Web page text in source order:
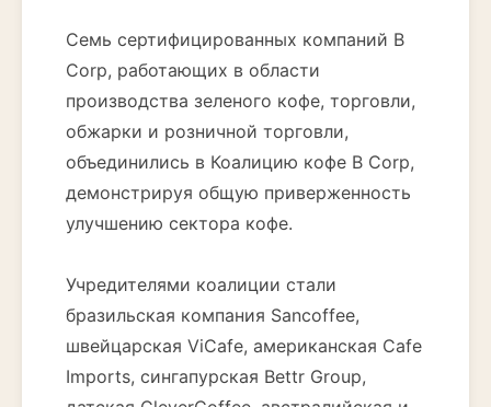
Семь сертифицированных компаний B
Corp, работающих в области
производства зеленого кофе, торговли,
обжарки и розничной торговли,
объединились в Коалицию кофе B Corp,
демонстрируя общую приверженность
улучшению сектора кофе.
Учредителями коалиции стали
бразильская компания Sancoffee,
швейцарская ViCafe, американская Cafe
Imports, сингапурская Bettr Group,